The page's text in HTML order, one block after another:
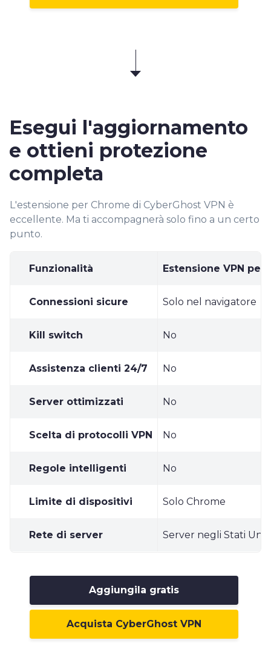
Esegui l'aggiornamento
e ottieni protezione
completa
L'estensione per Chrome di CyberGhost VPN è
eccellente. Ma ti accompagnerà solo fino a un certo
punto.
Funzionalità Estensione VPN per
Connessioni sicure Solo nel navigatore
Kill switch No
Assistenza clienti 24/7 No
Server ottimizzati No
Scelta di protocolli VPN No
Regole intelligenti No
Limite di dispositivi Solo Chrome
Rete di server Server negli Stati
Aggiungila gratis
Acquista CyberGhost VPN